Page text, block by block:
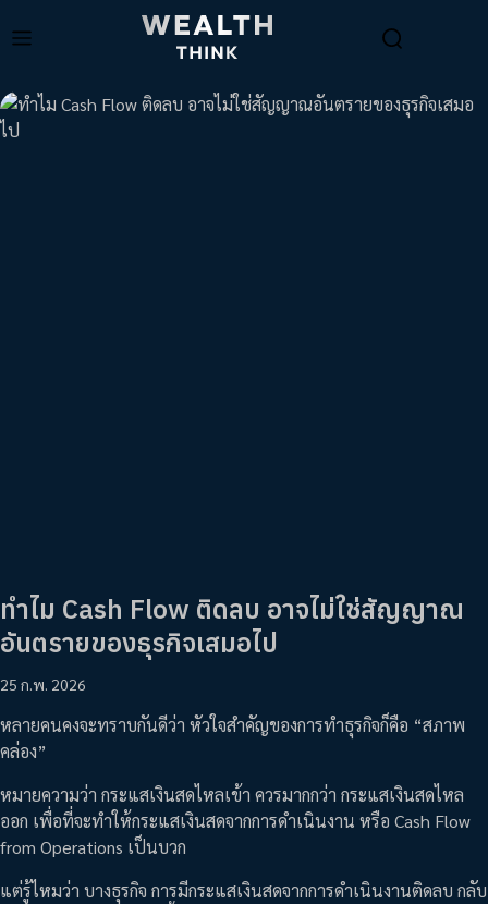
ทำไม Cash Flow ติดลบ อาจไม่ใช่สัญญาณ
อันตรายของธุรกิจเสมอไป
25 ก.พ. 2026
หลายคนคงจะทราบกันดีว่า หัวใจสำคัญของการทำธุรกิจก็คือ “สภาพ
คล่อง”
หมายความว่า กระแสเงินสดไหลเข้า ควรมากกว่า กระแสเงินสดไหล
ออก เพื่อที่จะทำให้กระแสเงินสดจากการดำเนินงาน หรือ Cash Flow
from Operations เป็นบวก
แต่รู้ไหมว่า บางธุรกิจ การมีกระแสเงินสดจากการดำเนินงานติดลบ กลับ